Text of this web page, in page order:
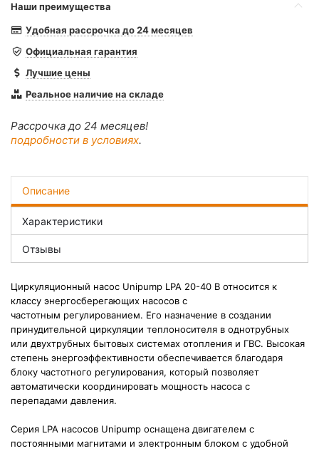
Наши преимущества
Удобная рассрочка до 24 месяцев
Официальная гарантия
Лучшие цены
Реальное наличие на складе
Рассрочка до 24 месяцев!
подробности в условиях.
Описание
Характеристики
Отзывы
Циркуляционный насос Unipump LPA 20-40 В относится к
классу энергосберегающих насосов с
частотным регулированием. Его назначение в создании
принудительной циркуляции теплоносителя в однотрубных
или двухтрубных бытовых системах отопления и ГВС. Высокая
степень энергоэффективности обеспечивается благодаря
блоку частотного регулирования, который позволяет
автоматически координировать мощность насоса с
перепадами давления.
Серия LPA насосов Unipump оснащена двигателем с
постоянными магнитами и электронным блоком с удобной